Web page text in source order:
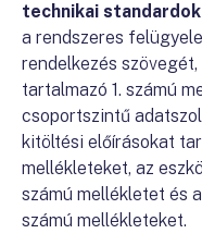
technikai
a rendszeres
rendelkezés
tartalmazó 1. számú
csoportszintű
kitöltési előírásokat
mellékleteket, az
számú mellékletet és
számú mellékleteket.